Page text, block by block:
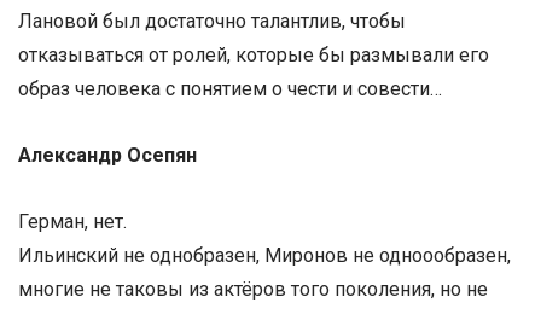
Лановой был достаточно талантлив, чтобы
отказываться от ролей, которые бы размывали его
образ человека с понятием о чести и совести…
Александр Осепян
Герман, нет.
Ильинский не однобразен, Миронов не одноообразен,
многие не таковы из актёров того поколения, но не